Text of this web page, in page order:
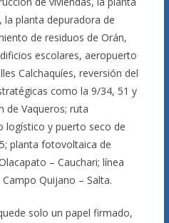
la planta depuradora de
de residuos de Orán,
escolares, aeropuerto
Calchaquíes, reversión del
como la 9/34, 51 y
de Vaqueros; ruta
logístico y puerto seco de
planta fotovoltaica de
– Cauchari; línea
Quijano – Salta.
solo un papel firmado,